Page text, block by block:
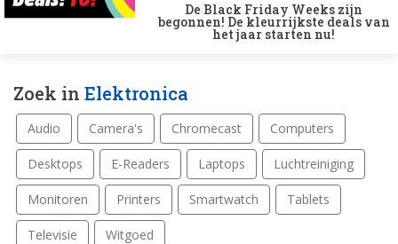
De Black Friday Weeks zijn
begonnen! De kleurrijkste deals van
het jaar starten nu!
Zoek in Elektronica
Audio Camera's Chromecast Computers
Desktops E-Readers Laptops Luchtreiniging
Monitoren Printers Smartwatch Tablets
Televisie Witgoed